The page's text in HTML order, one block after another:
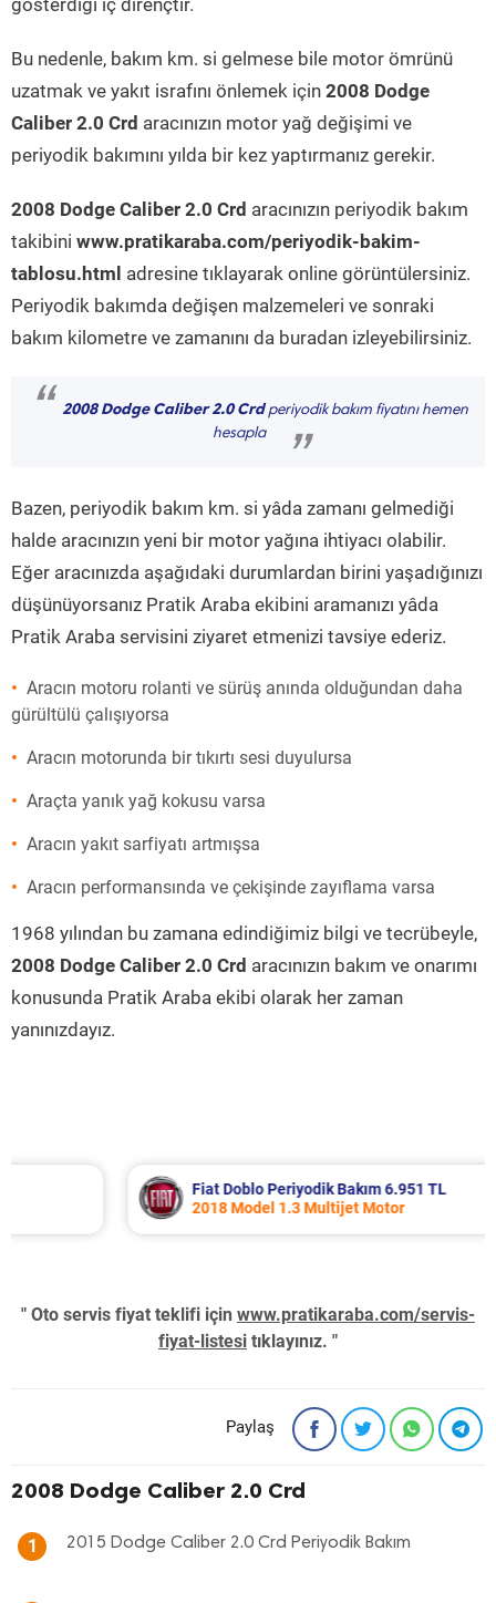
gösterdiği iç dirençtir.
Bu nedenle, bakım km. si gelmese bile motor ömrünü
uzatmak ve yakıt israfını önlemek için 2008 Dodge
Caliber 2.0 Crd aracınızın motor yağ değişimi ve
periyodik bakımını yılda bir kez yaptırmanız gerekir.
2008 Dodge Caliber 2.0 Crd aracınızın periyodik bakım
takibini www.pratikaraba.com/periyodik-bakim-
tablosu.html adresine tıklayarak online görüntülersiniz.
Periyodik bakımda değişen malzemeleri ve sonraki
bakım kilometre ve zamanını da buradan izleyebilirsiniz.
“ 2008 Dodge Caliber 2.0 Crdperiyodik bakım fiyatını hemen
hesapla
”
Bazen, periyodik bakım km. si yâda zamanı gelmediği
halde aracınızın yeni bir motor yağına ihtiyacı olabilir.
Eğer aracınızda aşağıdaki durumlardan birini yaşadığınızı
düşünüyorsanız Pratik Araba ekibini aramanızı yâda
Pratik Araba servisini ziyaret etmenizi tavsiye ederiz.
Aracın motoru rolanti ve sürüş anında olduğundan daha
gürültülü çalışıyorsa
Aracın motorunda bir tıkırtı sesi duyulursa
Araçta yanık yağ kokusu varsa
Aracın yakıt sarfiyatı artmışsa
Aracın performansında ve çekişinde zayıflama varsa
1968 yılından bu zamana edindiğimiz bilgi ve tecrübeyle,
2008 Dodge Caliber 2.0 Crd aracınızın bakım ve onarımı
konusunda Pratik Araba ekibi olarak her zaman
yanınızdayız.
Fiat Doblo Periyodik Bakım 6.951 TL
2018 Model 1.3 Multijet Motor
" Oto servis fiyat teklifi için www.pratikaraba.com/servis-
fiyat-listesi tıklayınız. "
Paylaş
2008 Dodge Caliber 2.0 Crd
1 2015 Dodge Caliber 2.0 Crd Periyodik Bakım